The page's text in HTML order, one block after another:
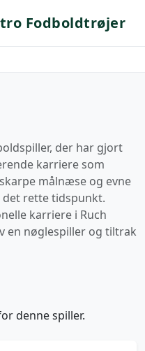
Fodboldtrøjer
der har gjort
karriere som
målnæse og evne
rette tidspunkt.
karriere i Ruch
en nøglespiller og tiltrak
denne spiller.